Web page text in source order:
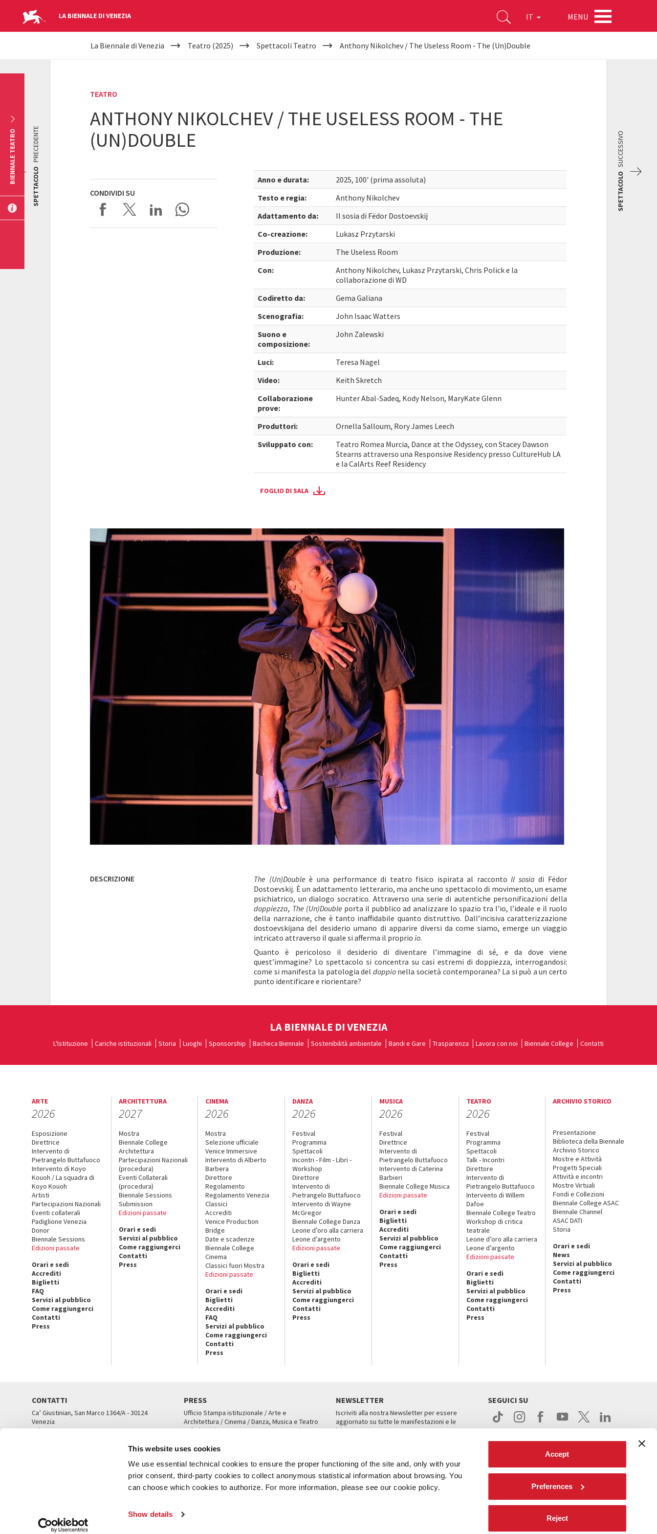
This website uses cookies
We use essential technical cookies to ensure the proper functioning of the site and, only with your
prior consent, third-party cookies to collect anonymous statistical information about browsing. You
can choose which cookies to authorize. For more information, please see our cookie policy.
Show details
Accept
Preferences
Reject
LA BIENNALE DI VENEZIA IT MENU
YOUR
La Biennale di Venezia Teatro (2025) Spettacoli Teatro Anthony Nikolchev / The Useless Room - The (Un)Double
TEATRO
ANTHONY NIKOLCHEV / THE USELESS ROOM - THE
(UN)DOUBLE
CONDIVIDI SU
Anno e durata:
2025, 100' (prima assoluta)
Testo e regia:
Anthony Nikolchev
Adattamento da:
Il sosia di Fëdor Dostoevskij
Co-creazione:
Lukasz Przytarski
Produzione:
The Useless Room
Con:
Anthony Nikolchev, Lukasz Przytarski, Chris Polick e la
collaborazione di WD
Codiretto da:
Gema Galiana
Scenografia:
John Isaac Watters
Suono e
composizione:
John Zalewski
Luci:
Teresa Nagel
Video:
Keith Skretch
Collaborazione
prove:
Hunter Abal-Sadeq, Kody Nelson, MaryKate Glenn
Produttori:
Ornella Salloum, Rory James Leech
Sviluppato con:
Teatro Romea Murcia, Dance at the Odyssey, con Stacey Dawson
Stearns attraverso una Responsive Residency presso CultureHub LA
e la CalArts Reef Residency
FOGLIO DI SALA
SPETTACOLO
SUCCESSIVO
SPETTACOLO
PRECEDENTE
DESCRIZIONE The (Un)Double è una performance di teatro fisico ispirata al raccontoIl sosia di Fëdor
Dostoevskij. È un adattamento letterario, ma anche uno spettacolo di movimento, un esame
psichiatrico, un dialogo socratico. Attraverso una serie di autentiche personificazioni della
doppiezza, The (Un)Double porta il pubblico ad analizzare lo spazio tra l’io, l’ideale e il ruolo
della narrazione, che è tanto inaffidabile quanto distruttivo. Dall’incisiva caratterizzazione
dostoevskijana del desiderio umano di apparire diversi da come siamo, emerge un viaggio
intricato attraverso il quale si afferma il proprioio.
Quanto è pericoloso il desiderio di diventare l’immagine di sé, e da dove viene
quest’immagine? Lo spettacolo si concentra su casi estremi di doppiezza, interrogandosi:
come si manifesta la patologia del doppionella società contemporanea? La si può a un certo
punto identificare e riorientare?
BIENNALE TEATRO
LA BIENNALE DI VENEZIA
L'Istituzione Cariche istituzionali Storia Luoghi Sponsorship Bacheca Biennale Sostenibilità ambientale Bandi e Gare Trasparenza Lavora con noi Biennale College Contatti
ARTE
2026
Esposizione
Direttrice
Intervento di
Pietrangelo Buttafuoco
Intervento di Koyo
Kouoh / La squadra di
Koyo Kouoh
Artisti
Partecipazioni Nazionali
Eventi collaterali
Padiglione Venezia
Donor
Biennale Sessions
Edizioni passate
Orari e sedi
Accrediti
Biglietti
FAQ
Servizi al pubblico
Come raggiungerci
Contatti
Press
ARCHITETTURA
2027
Mostra
Biennale College
Architettura
Partecipazioni Nazionali
(procedura)
Eventi Collaterali
(procedura)
Biennale Sessions
Submission
Edizioni passate
Orari e sedi
Servizi al pubblico
Come raggiungerci
Contatti
Press
CINEMA
2026
Mostra
Selezione ufficiale
Venice Immersive
Intervento di Alberto
Barbera
Direttore
Regolamento
Regolamento Venezia
Classici
Accrediti
Venice Production
Bridge
Date e scadenze
Biennale College
Cinema
Classici fuori Mostra
Edizioni passate
Orari e sedi
Biglietti
Accrediti
FAQ
Servizi al pubblico
Come raggiungerci
Contatti
Press
DANZA
2026
Festival
Programma
Spettacoli
Incontri - Film - Libri -
Workshop
Direttore
Intervento di
Pietrangelo Buttafuoco
Intervento di Wayne
McGregor
Biennale College Danza
Leone d’oro alla carriera
Leone d’argento
Edizioni passate
Orari e sedi
Biglietti
Accrediti
Servizi al pubblico
Come raggiungerci
Contatti
Press
MUSICA
2026
Festival
Direttrice
Intervento di
Pietrangelo Buttafuoco
Intervento di Caterina
Barbieri
Biennale College Musica
Edizioni passate
Orari e sedi
Biglietti
Accrediti
Servizi al pubblico
Come raggiungerci
Contatti
Press
TEATRO
2026
Festival
Programma
Spettacoli
Talk - Incontri
Direttore
Intervento di
Pietrangelo Buttafuoco
Intervento di Willem
Dafoe
Biennale College Teatro
Workshop di critica
teatrale
Leone d’oro alla carriera
Leone d’argento
Edizioni passate
Orari e sedi
Biglietti
Servizi al pubblico
Come raggiungerci
Contatti
Press
ARCHIVIO STORICO
Presentazione
Biblioteca della Biennale
Archivio Storico
Mostre e Attività
Progetti Speciali
Attività e incontri
Mostre Virtuali
Fondi e Collezioni
Biennale College ASAC
Biennale Channel
ASAC DATI
Storia
Orari e sedi
News
Servizi al pubblico
Come raggiungerci
Contatti
Press
CONTATTI
Ca’ Giustinian, San Marco 1364/A - 30124
Venezia
Tel. 041 5218711
PRESS
Ufficio Stampa istituzionale / Arte e
Architettura / Cinema / Danza, Musica e Teatro
Ca’ Giustinian, San Marco 1364/A, Venezia
UFFICI STAMPA
NEWSLETTER
Iscriviti alla nostra Newsletter per essere
aggiornato su tutte le manifestazioni e le
iniziative.
SEGUICI SU